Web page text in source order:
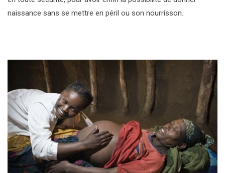
naissance sans se mettre en péril ou son nourrisson.